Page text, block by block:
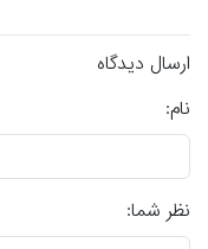
ارسال دیدگاه
نام:
نظر شما: